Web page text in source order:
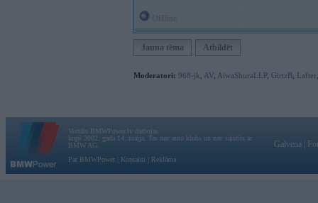
Jauna tēma Atbildēt
Moderatori: 968-jk AV AiwaShuraLLP, GirtzB Lafter
Vortāls BMWPower.lv darbojas
kopš 2002. gada 14. maija. Tas nav auto klubs un nav saistīts ar
BMW AG.
Par BMWPower
Kontakti Reklāma
Galvena